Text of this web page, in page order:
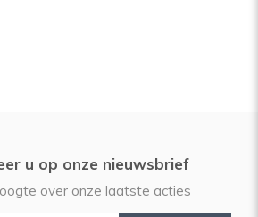
u op onze nieuwsbrief
over onze laatste acties